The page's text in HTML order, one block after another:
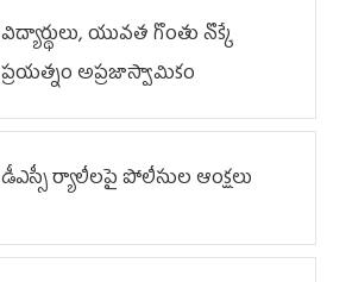
విద్యార్థులు, యువత గొంతు నొక్కే
ప్రయత్నం అప్రజాస్వామికం
డీఎస్సీ ర్యాలీలపై పోలీసుల ఆంక్షలు